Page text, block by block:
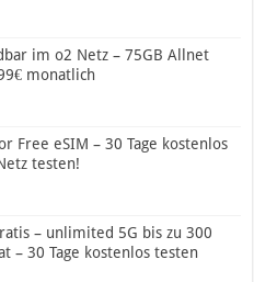
im o2 Netz – 75GB Allnet
monatlich
Free eSIM – 30 Tage kostenlos
testen!
– unlimited 5G bis zu 300
– 30 Tage kostenlos testen